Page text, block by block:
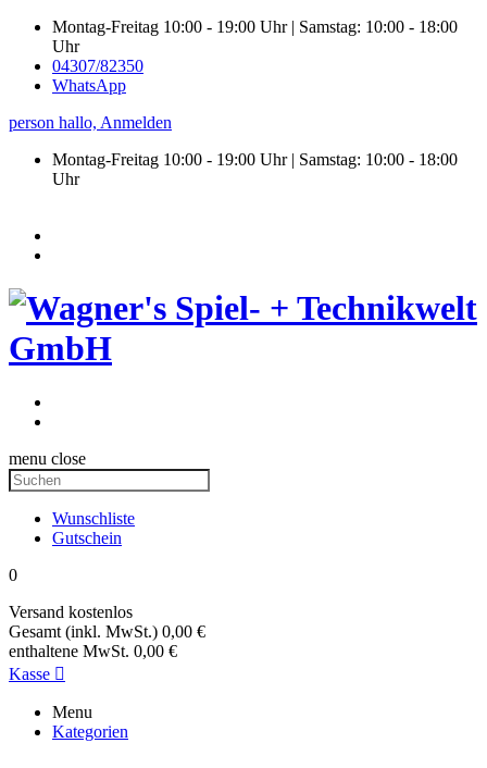
Montag-Freitag 10:00 - 19:00 Uhr | Samstag: 10:00 - 18:00
Uhr
04307/82350
WhatsApp
person hallo, Anmelden
Montag-Freitag 10:00 - 19:00 Uhr | Samstag: 10:00 - 18:00
Uhr
menu close
Wunschliste
Gutschein
0
Versand kostenlos
Gesamt (inkl. MwSt.) 0,00 €
enthaltene MwSt. 0,00 €
Kasse 
Menu
Kategorien